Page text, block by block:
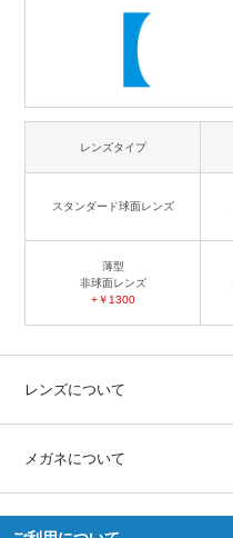
レンズタイプ
スタンダード球面レンズ
薄型
非球面レンズ
+￥1300
レンズについて
メガネについて